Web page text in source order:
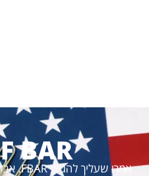
F BAR
אמרו שעליך להגיש FBAR. אבל במה מדובר?